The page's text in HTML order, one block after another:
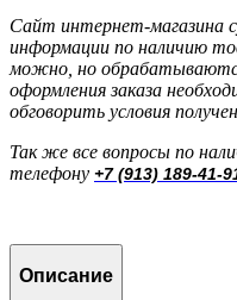
Сайт интернет-магазина
информации по наличию
можно, но
оформления заказа
обговорить условия
Так же все вопросы по
телефону +7 (913) 189-41-
Описание